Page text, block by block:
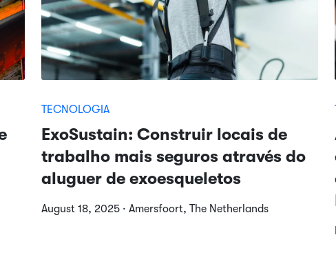
TECNOLOGIA
ExoSustain: Construir locais de
trabalho mais seguros através do
aluguer de exoesqueletos
August 18, 2025 · Amersfoort, The Netherlands